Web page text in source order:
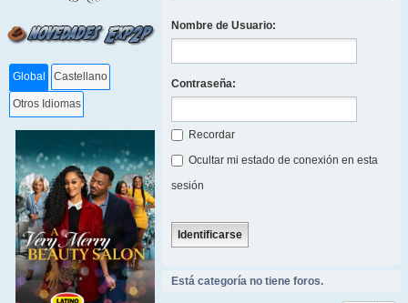
Global Castellano
Otros Idiomas
Nombre de Usuario:
Contraseña:
Recordar
Ocultar mi estado de conexión en esta
sesión
Está categoría no tiene foros.